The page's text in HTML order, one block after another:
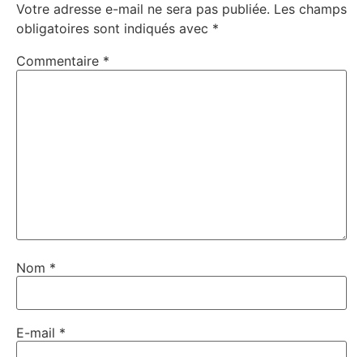
Votre adresse e-mail ne sera pas publiée. Les champs
obligatoires sont indiqués avec *
Commentaire *
Nom *
E-mail *